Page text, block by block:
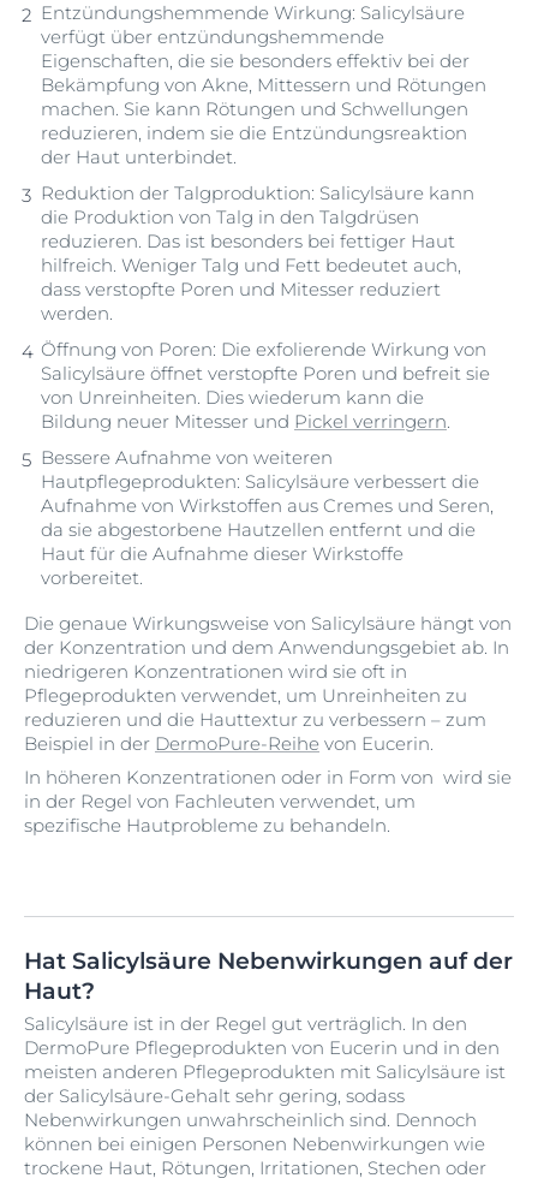
Entzündungshemmende Wirkung: Salicylsäure
verfügt über entzündungshemmende
Eigenschaften, die sie besonders effektiv bei der
Bekämpfung von Akne, Mittessern und Rötungen
machen. Sie kann Rötungen und Schwellungen
reduzieren, indem sie die Entzündungsreaktion
der Haut unterbindet.
Reduktion der Talgproduktion: Salicylsäure kann
die Produktion von Talg in den Talgdrüsen
reduzieren. Das ist besonders bei fettiger Haut
hilfreich. Weniger Talg und Fett bedeutet auch,
dass verstopfte Poren und Mitesser reduziert
werden.
Öffnung von Poren: Die exfolierende Wirkung von
Salicylsäure öffnet verstopfte Poren und befreit sie
von Unreinheiten. Dies wiederum kann die
Bildung neuer Mitesser und Pickel verringern.
Bessere Aufnahme von weiteren
Hautpflegeprodukten: Salicylsäure verbessert die
Aufnahme von Wirkstoffen aus Cremes und Seren,
da sie abgestorbene Hautzellen entfernt und die
Haut für die Aufnahme dieser Wirkstoffe
vorbereitet.
Die genaue Wirkungsweise von Salicylsäure hängt von
der Konzentration und dem Anwendungsgebiet ab. In
niedrigeren Konzentrationen wird sie oft in
Pflegeprodukten verwendet, um Unreinheiten zu
reduzieren und die Hauttextur zu verbessern – zum
Beispiel in der DermoPure-Reihe von Eucerin.
In höheren Konzentrationen oder in Form von wird sie
in der Regel von Fachleuten verwendet, um
spezifische Hautprobleme zu behandeln.
Hat Salicylsäure Nebenwirkungen auf der
Haut?
Salicylsäure ist in der Regel gut verträglich. In den
DermoPure Pflegeprodukten von Eucerin und in den
meisten anderen Pflegeprodukten mit Salicylsäure ist
der Salicylsäure-Gehalt sehr gering, sodass
Nebenwirkungen unwahrscheinlich sind. Dennoch
können bei einigen Personen Nebenwirkungen wie
trockene Haut, Rötungen, Irritationen, Stechen oder